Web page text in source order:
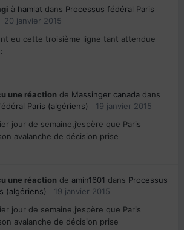
à hamlat dans Processus fédéral Paris
20 janvier 2015
eu cette troisième ligne tant attendue
une réaction de Massinger canada dans
Paris (algériens)
19 janvier 2015
jour de semaine,j’espère que Paris
avalanche de décision prise
une réaction de amin1601 dans Processus
(algériens)
19 janvier 2015
jour de semaine,j’espère que Paris
avalanche de décision prise